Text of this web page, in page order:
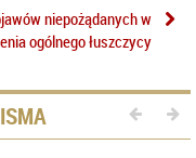
niepożądanych w
ogólnego łuszczycy